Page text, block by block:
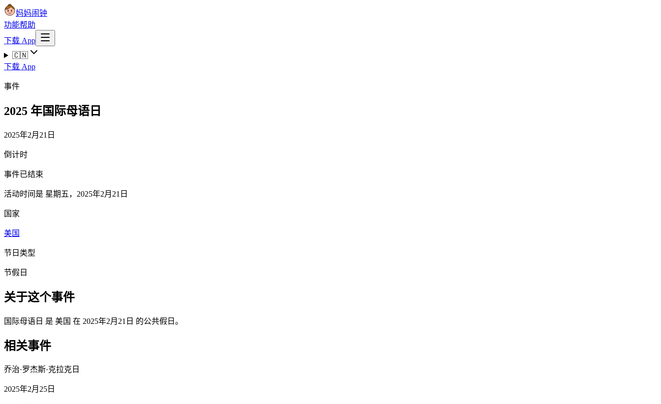
妈妈闹钟
功能帮助
下载 App
🇨🇳
下载 App
事件
2025 年国际母语日
2025年2月21日
倒计时
事件已结束
活动时间是 星期五，2025年2月21日
国家
美国
节日类型
节假日
关于这个事件
国际母语日 是 美国 在 2025年2月21日 的公共假日。
相关事件
乔治·罗杰斯·克拉克日
2025年2月25日